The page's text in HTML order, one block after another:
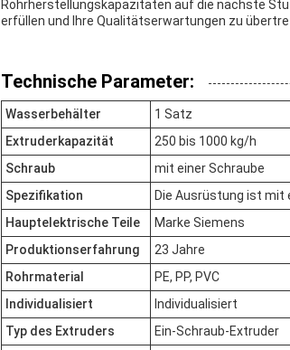
Rohrherstellungskapazitäten auf die nächste
erfüllen und Ihre Qualitätserwartungen zu
Technische Parameter:
Wasserbehälter
1 Satz
Extruderkapazität
250 bis 1000 kg/h
Schraub
mit einer Schraube
Spezifikation
Die Ausrüstung ist mit
Hauptelektrische Teile
Marke Siemens
Produktionserfahrung
23 Jahre
Rohrmaterial
PE, PP, PVC
Individualisiert
Individualisiert
Typ des Extruders
Ein-Schraub-Extruder